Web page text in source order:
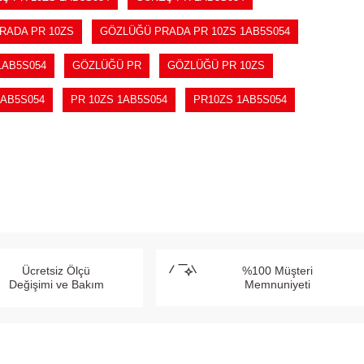
PR 10ZS GÖZLÜĞÜ PRADA PR 10ZS 1AB5S054
GÖZLÜĞÜ PR GÖZLÜĞÜ PR 10ZS
PR 10ZS 1AB5S054 PR10ZS 1AB5S054
Ücretsiz Ölçü
Değişimi ve Bakım
%100 Müşteri
Memnuniyeti